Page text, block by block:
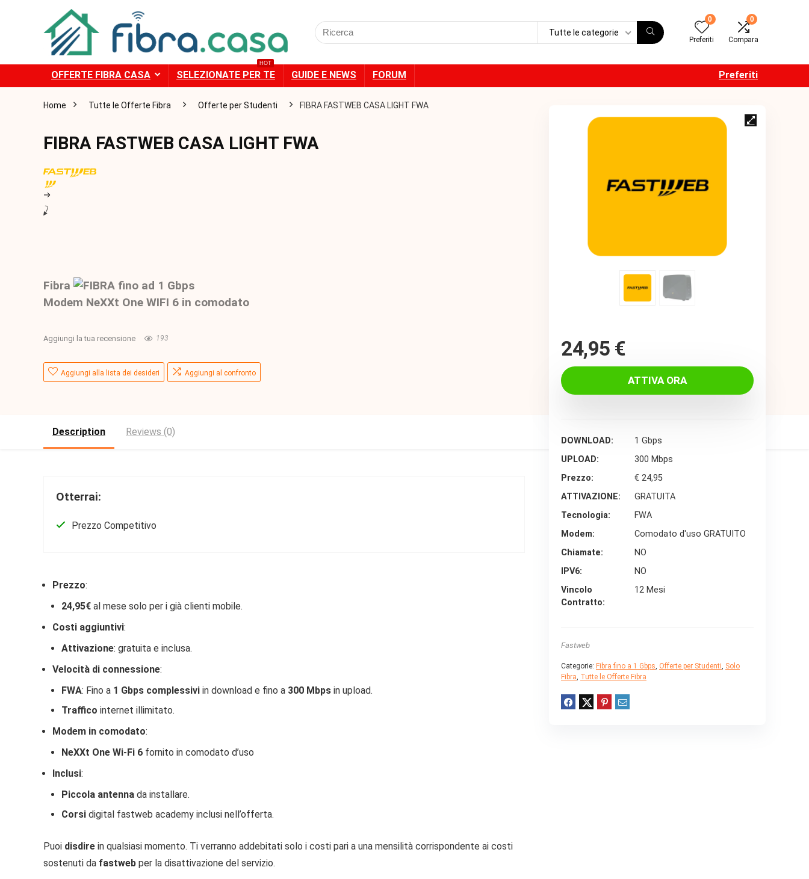
Cercare:
Tutte le categorie
0
Preferiti
0
Compara
OFFERTE FIBRA CASA SELEZIONATE PER TE
HOT
GUIDE E NEWS FORUM Preferiti
Home Tutte le Offerte Fibra Offerte per Studenti FIBRA FASTWEB CASA LIGHT FWA
FIBRA FASTWEB CASA LIGHT FWA
24,95 €
ATTIVA ORA
DOWNLOAD
1 Gbps
UPLOAD
300 Mbps
Prezzo
€ 24,95
ATTIVAZIONE
GRATUITA
Tecnologia
FWA
Modem
Comodato d'uso GRATUITO
Chiamate
NO
IPV6
NO
Vincolo
Contratto
12 Mesi
Fastweb
Categorie: Fibra fino a 1 Gbps, Offerte per Studenti, Solo
Fibra, Tutte le Offerte Fibra
Fibra
fino ad 1 Gbps
Modem NeXXt One WIFI 6 in comodato
Aggiungi la tua recensione 193
Aggiungi alla lista dei desideri Aggiungi al confronto
Description Reviews (0)
Otterrai:
Prezzo Competitivo
Prezzo:
24,95€ al mese solo per i già clienti mobile.
Costi aggiuntivi:
Attivazione: gratuita e inclusa.
Velocità di connessione:
FWA: Fino a 1 Gbps complessivi in download e fino a 300 Mbps in upload.
Traffico internet illimitato.
Modem in comodato:
NeXXt One Wi-Fi 6 fornito in comodato d’uso
Inclusi:
Piccola antenna da installare.
Corsi digital fastweb academy inclusi nell’offerta.
Puoi disdire in qualsiasi momento. Ti verranno addebitati solo i costi pari a una mensilità corrispondente ai costi
sostenuti da fastweb per la disattivazione del servizio.